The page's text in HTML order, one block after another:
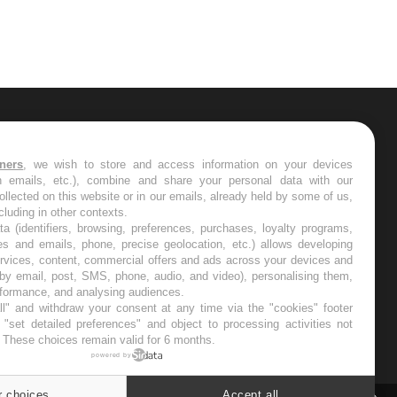
les semaines les meilleures
, we wish to store and access information on your devices
emails, etc.), combine and share your personal data with our
on this website or in our emails, already held by some of us,
in other contexts.
(identifiers, browsing, preferences, purchases, loyalty programs,
and emails, phone, precise geolocation, etc.) allows developing
content, commercial offers and ads across your devices and
email, post, SMS, phone, audio, and video), personalising them,
and analysing audiences.
and withdraw your consent at any time via the "cookies" footer
detailed preferences" and object to processing activities not
choices remain valid for 6 months.
powered by